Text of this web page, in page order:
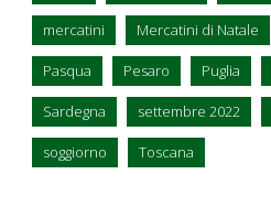
mercatini Mercatini di Natale
Pasqua Pesaro Puglia
Sardegna settembre 2022
soggiorno Toscana